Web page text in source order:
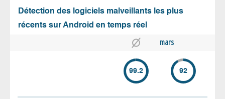
Détection des logiciels malveillants les plus
récents sur Android en temps réel
mars
99.2 92